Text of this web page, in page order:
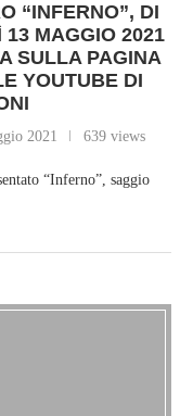
“INFERNO”, DI
MAGGIO 2021
SULLA PAGINA
YOUTUBE DI
2021 639 views
“Inferno”, saggio